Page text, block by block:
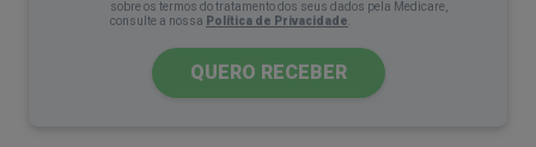
Que tipos de abordagem existem para esta
perturbação?
Terapia e medicamentos são frequentemente
sobre os termos do tratamento dos seus dados pela Medicare,
consulte a nossa Política de Privacidade
QUERO RECEBER